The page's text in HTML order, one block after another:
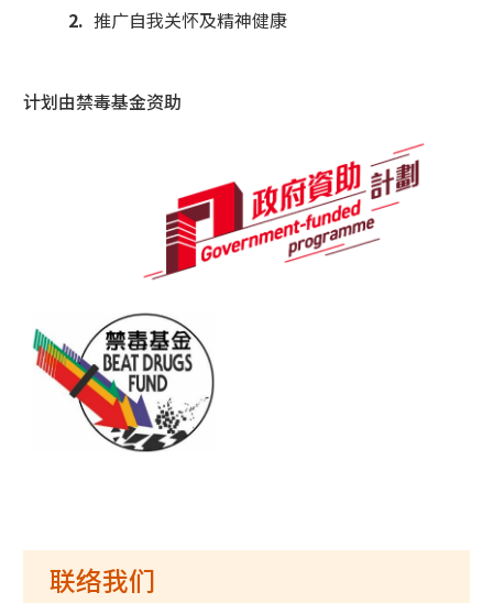
推广自我关怀及精神健康
计划由禁毒基金资助
联络我们